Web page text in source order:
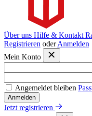
Über uns Hilfe & Kontakt
Registrieren oder Anmelden
Mein Konto
Angemeldet bleiben
Anmelden
Jetzt registrieren